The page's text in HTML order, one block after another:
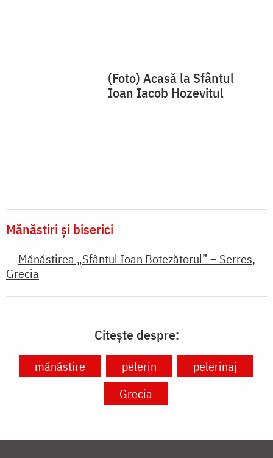
(Foto) Acasă la Sfântul
Ioan Iacob Hozevitul
Mănăstiri și biserici
Mănăstirea „Sfântul Ioan Botezătorul” – Serres,
Grecia
Citește despre:
mănăstire pelerin
pelerinaj
Grecia